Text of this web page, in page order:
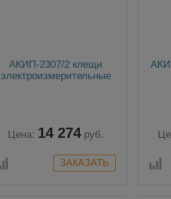
АКИП-2307/2 клещи
электроизмерительные
Цена: 14 274 руб.